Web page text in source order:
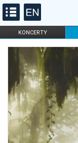
KONCERTY
FILHARMONIA
DLA DZIECI